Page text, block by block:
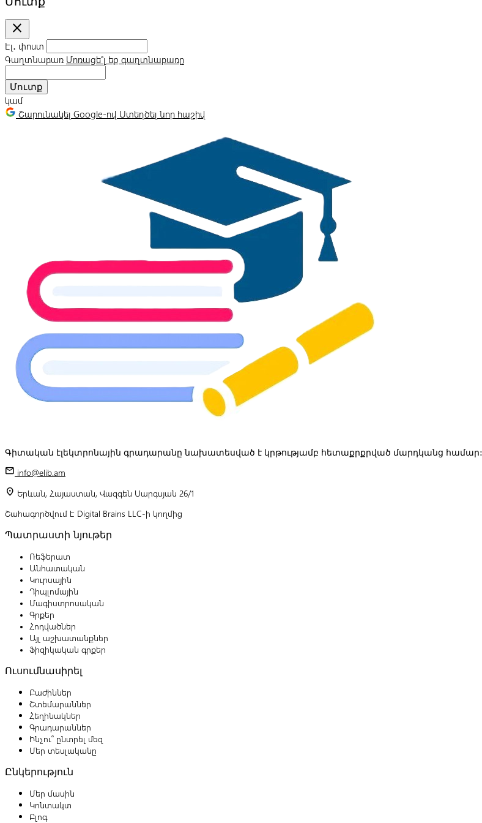
close
Էլ․ փոստ
Գաղտնաբառ Մոռացե՞լ եք գաղտնաբառը
Մուտք
կամ
Շարունակել Google-ով Ստեղծել նոր հաշիվ
Գիտական էլեկտրոնային գրադարանը նախատեսված է կրթությամբ հետաքրքրված մարդկանց համար:
mail info@elib.am
location_on Երևան, Հայաստան, Վազգեն Սարգսյան 26/1
Շահագործվում է Digital Brains LLC-ի կողմից
Պատրաստի նյութեր
Ռեֆերատ
Անհատական
Կուրսային
Դիպլոմային
Մագիստրոսական
Գրքեր
Հոդվածներ
Այլ աշխատանքներ
Ֆիզիկական գրքեր
Ուսումնասիրել
Բաժիններ
Շտեմարաններ
Հեղինակներ
Գրադարաններ
Ինչու՞ ընտրել մեզ
Մեր տեսլականը
Ընկերություն
Մեր մասին
Կոնտակտ
Բլոգ